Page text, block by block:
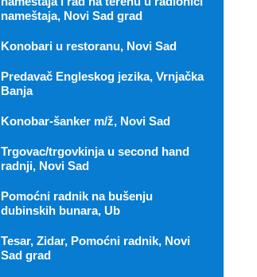
nameštaja, Novi Sad grad
Konobari u restoranu, Novi Sad
Predavač Engleskog jezika, Vrnjačka
Banja
Konobar-šanker m/ž, Novi Sad
Trgovac/trgovkinja u second hand
radnji, Novi Sad
Pomoćni radnik na bušenju
dubinskih bunara, Ub
Tesar, Zidar, Pomoćni radnik, Novi
Sad grad